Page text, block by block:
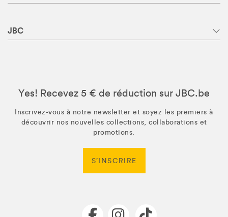
JBC
Yes! Recevez 5 € de réduction sur JBC.be
Inscrivez-vous à notre newsletter et soyez les premiers à
découvrir nos nouvelles collections, collaborations et
promotions.
S’INSCRIRE